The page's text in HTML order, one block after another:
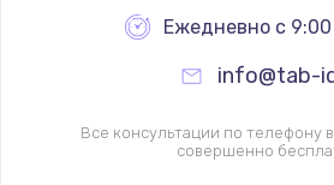
Ежедневно с 9:00
info@tab-
Все консультации по телефону
совершенно